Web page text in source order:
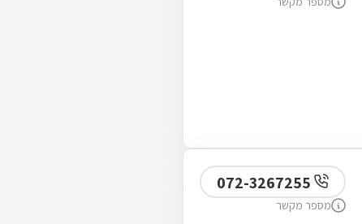
מספר מקשר